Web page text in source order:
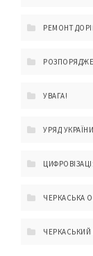
РЕМОНТ
УВАГА!
УРЯД УКРАЇНИ
ЧЕРКАСЬКА
ЧЕРКАСЬКИЙ